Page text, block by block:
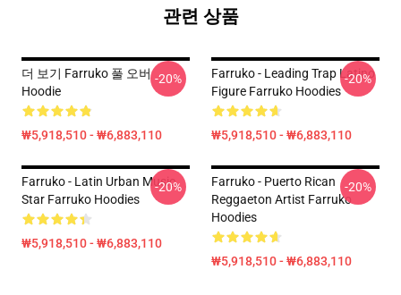
관련 상품
더 보기 Farruko 풀 오버
Hoodie
₩5,918,510 - ₩6,883,110
-20%
Farruko - Leading Trap Latino
Figure Farruko Hoodies
₩5,918,510 - ₩6,883,110
-20%
Farruko - Latin Urban Music
Star Farruko Hoodies
₩5,918,510 - ₩6,883,110
-20%
Farruko - Puerto Rican
Reggaeton Artist Farruko
Hoodies
₩5,918,510 - ₩6,883,110
-20%